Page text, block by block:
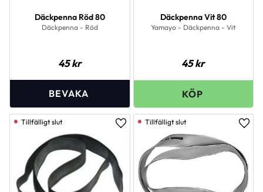
Däckpenna Röd 80
Däckpenna - Röd
45kr
Däckpenna Vit 80
Yamayo - Däckpenna - Vit
45kr
Lägg till i favoriter